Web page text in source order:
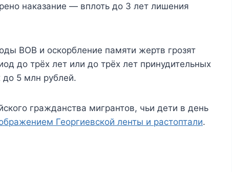
наказание — вплоть до 3 лет лишения
ВОВ и оскорбление памяти жертв грозят
до трёх лет или до трёх лет принудительных
до 5 млн рублей.
гражданства мигрантов, чьи дети в день
Георгиевской ленты и растоптали.